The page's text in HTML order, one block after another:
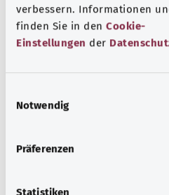
verbessern. Informationen
finden Sie in den Cookie-
Einstellungen der
Notwendig
Präferenzen
Statistiken
Beratung und Hilfe
Informationsangebote zu